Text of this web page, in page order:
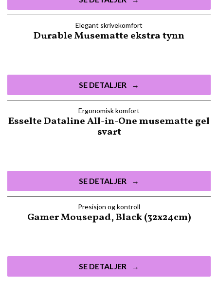
Elegant skrivekomfort
Durable Musematte ekstra tynn
SE DETALJER
Ergonomisk komfort
Esselte Dataline All-in-One musematte gel
svart
SE DETALJER
Presisjon og kontroll
Gamer Mousepad, Black (32x24cm)
SE DETALJER